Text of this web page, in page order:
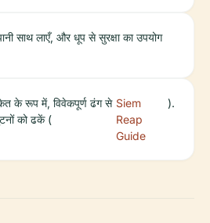
साथ लाएँ, और धूप से सुरक्षा का उपयोग
के रूप में, विवेकपूर्ण ढंग से
को ढकें (
Siem
Reap
Guide
).